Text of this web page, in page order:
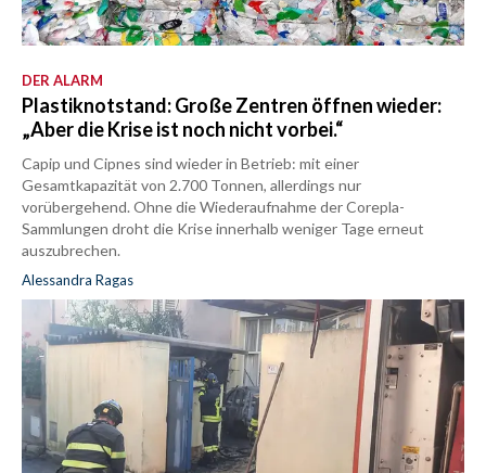
DER ALARM
Plastiknotstand: Große Zentren öffnen wieder:
„Aber die Krise ist noch nicht vorbei.“
Capip und Cipnes sind wieder in Betrieb: mit einer
Gesamtkapazität von 2.700 Tonnen, allerdings nur
vorübergehend. Ohne die Wiederaufnahme der Corepla-
Sammlungen droht die Krise innerhalb weniger Tage erneut
auszubrechen.
Alessandra Ragas